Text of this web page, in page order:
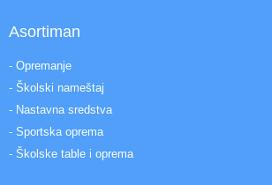
Asortiman
- Opremanje
- Školski nameštaj
- Nastavna sredstva
- Sportska oprema
- Školske table i oprema